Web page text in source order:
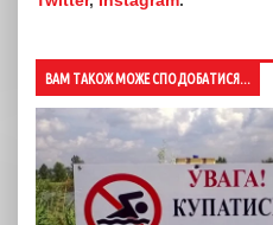
ВАМ ТАКОЖ МОЖЕ СПОДОБАТИСЯ...